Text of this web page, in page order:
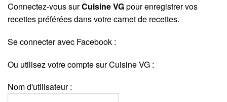
Connectez-vous surCuisine VGpour enregistrer vos
recettes préférées dans votre carnet de recettes.
Se connecter avec Facebook :
Ou utilisez votre compte sur Cuisine VG :
Nom d'utilisateur :